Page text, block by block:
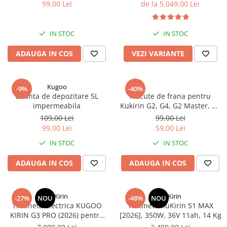
Display-uri / ecrane
Motoare
Cabluri motoare
Senzori Hall
Controlere & Conversoare DC/DC
Încărcătoare
Prize de încărcare
Cabluri pentru baterii
Componente baterii
Localizatoare GPS
99,00 Lei
IN STOC
ADAUGA IN COS
11 inchi
de la 5.049,00 Lei
IN STOC
VEZI VARIANTE
-9% Kugoo
Geanta de depozitare 5L
impermeabila
109,00 Lei
99,00 Lei
IN STOC
ADAUGA IN COS
-40%
Placute de frana pentru
Kukirin G2, G4, G2 Master, G3
Pro
99,00 Lei
59,00 Lei
IN STOC
ADAUGA IN COS
-27% NOUKuKirin
Trotineta Electrica KUGOO
KIRIN G3 PRO (2026) pentru
Teren Accidentat (Off-Road
-48% NOUKuKirin
Trotineta KuKirin S1 MAX
[2026], 350W, 36V 11ah, 14 Kg